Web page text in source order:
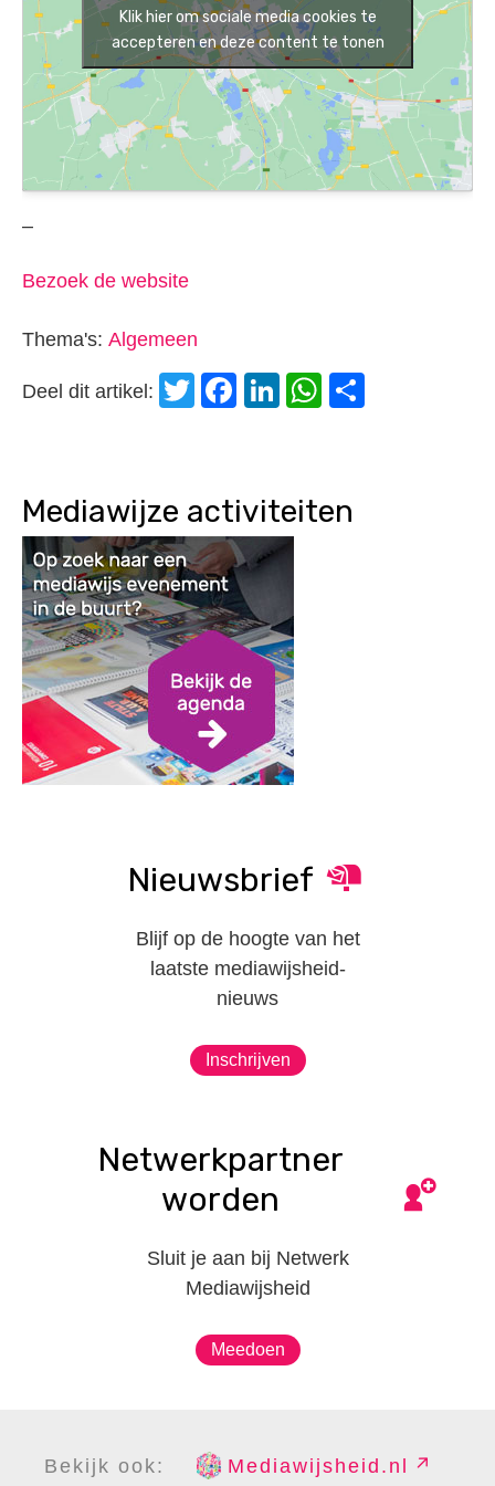
Klik hier om sociale media cookies te
accepteren en deze content te tonen
–
Bezoek de website
Thema's: Algemeen
Deel dit artikel: Twitter
Facebook
LinkedIn
WhatsApp
Mediawijze activiteiten
Nieuwsbrief
Blijf op de hoogte van het
laatste mediawijsheid-
nieuws
Inschrijven
Netwerkpartner
worden
Sluit je aan bij Netwerk
Mediawijsheid
Meedoen
Bekijk ook: Mediawijsheid.nl